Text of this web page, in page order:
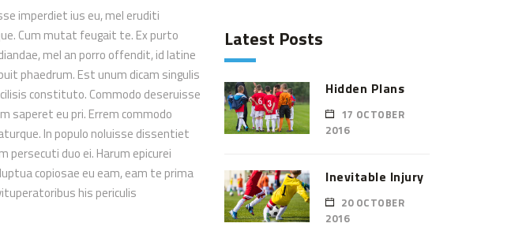
imperdiet ius eu, mel eruditi
Cum mutat feugait te. Ex purto
mel an porro offendit, id latine
phaedrum. Est unum dicam singulis
constituto. Commodo deseruisse
saperet eu pri. Errem commodo
In populo noluisse dissentiet
persecuti duo ei. Harum epicurei
copiosae eu eam, eam te prima
his periculis
Latest Posts
Hidden Plans
17 OCTOBER
2016
Inevitable Injury
20 OCTOBER
2016